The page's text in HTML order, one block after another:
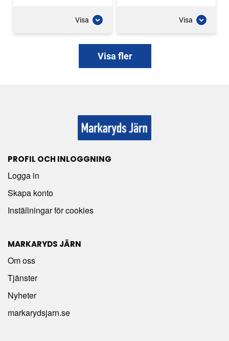
Visa Visa
Visa fler
PROFIL OCH INLOGGNING
Logga in
Skapa konto
Inställningar för cookies
MARKARYDS JÄRN
Om oss
Tjänster
Nyheter
markarydsjarn.se